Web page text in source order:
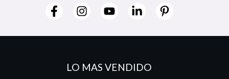
LO MAS VENDIDO